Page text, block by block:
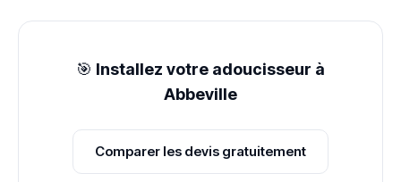
🎯 Installez votre adoucisseur à
Abbeville
Comparer les devis gratuitement